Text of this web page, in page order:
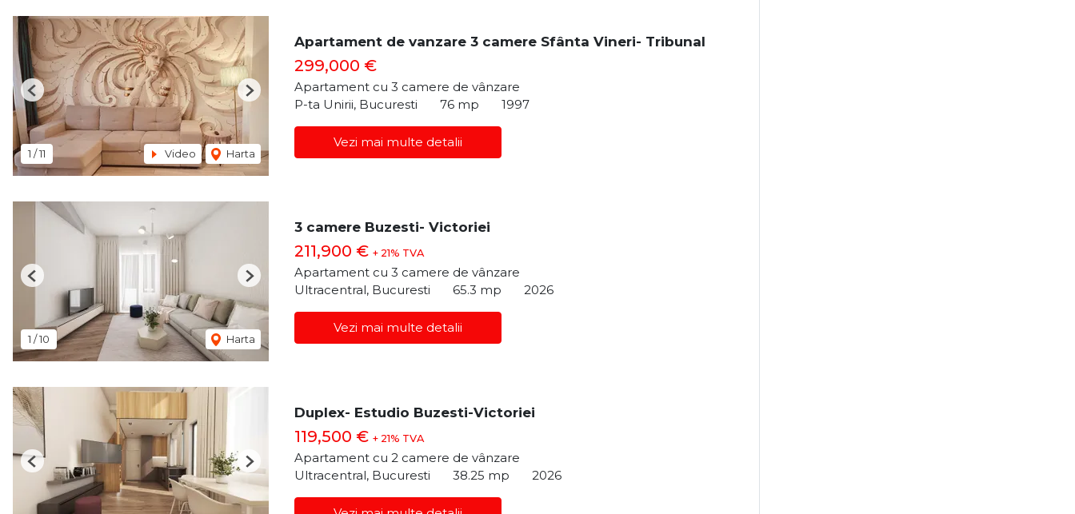
1 /11 Video Harta
Previous Next
Apartament de vanzare 3 camere Sfânta Vineri- Tribunal
299,000 €
Apartament cu 3 camere de vânzare
P-ta Unirii, Bucuresti
76 mp 1997
Vezi mai multe detalii
1 /10 Harta
Previous Next
3 camere Buzesti- Victoriei
211,900 € + 21% TVA
Apartament cu 3 camere de vânzare
Ultracentral, Bucuresti
65.3 mp 2026
Vezi mai multe detalii
Previous Next
Duplex- Estudio Buzesti-Victoriei
119,500 € + 21% TVA
Apartament cu 2 camere de vânzare
Ultracentral, Bucuresti
38.25 mp 2026